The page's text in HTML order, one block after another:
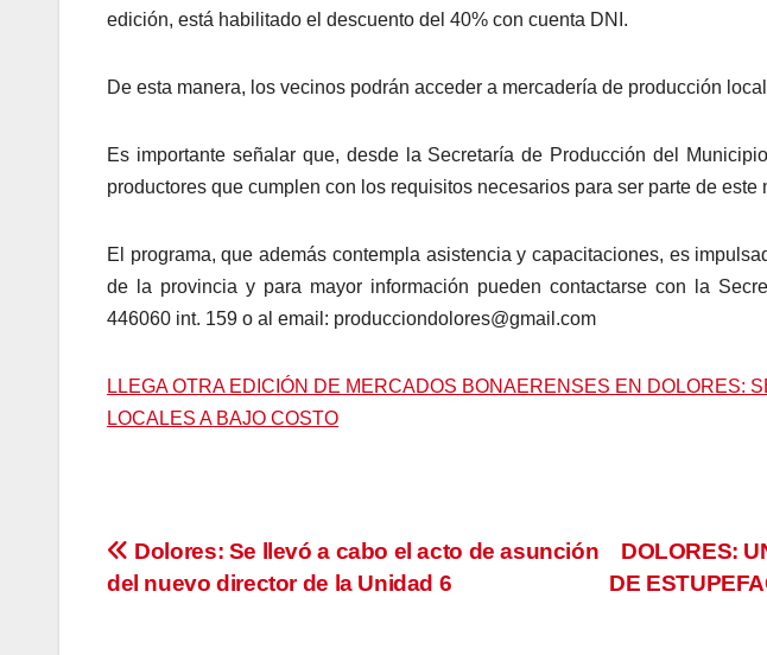
edición, está habilitado el descuento del 40% con cuenta DNI.
De esta manera, los vecinos podrán acceder a mercadería de producción
Es importante señalar que, desde la Secretaría de Producción del
productores que cumplen con los requisitos necesarios para ser parte de este
El programa, que además contempla asistencia y capacitaciones, es
de la provincia y para mayor información pueden contactarse con la
446060 int. 159 o al email: producciondolores@gmail.com
LLEGA OTRA EDICIÓN DE MERCADOS BONAERENSES EN DOLORES:
LOCALES A BAJO COSTO
Navegación
DOLORES:
DE
Dolores: Se llevó a cabo el acto de asunción
del nuevo director de la Unidad 6